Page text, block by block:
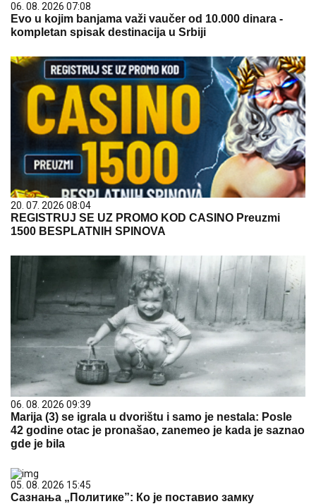
06. 08. 2026 07:08
Evo u kojim banjama važi vaučer od 10.000 dinara -
kompletan spisak destinacija u Srbiji
20. 07. 2026 08:04
REGISTRUJ SE UZ PROMO KOD CASINO Preuzmi
1500 BESPLATNIH SPINOVA
06. 08. 2026 09:39
Marija (3) se igrala u dvorištu i samo je nestala: Posle
42 godine otac je pronašao, zanemeo je kada je saznao
gde je bila
05. 08. 2026 15:45
Сазнања „Политике”: Ко је поставио замку